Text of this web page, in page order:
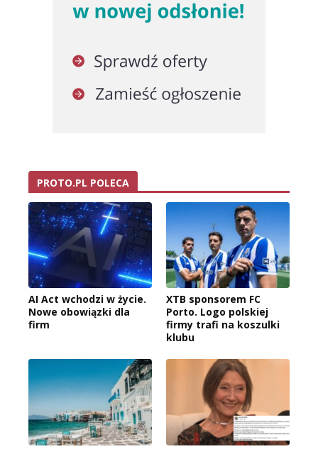
PROTO.PL POLECA
AI Act wchodzi w życie.
Nowe obowiązki dla
firm
XTB sponsorem FC
Porto. Logo polskiej
firmy trafi na koszulki
klubu